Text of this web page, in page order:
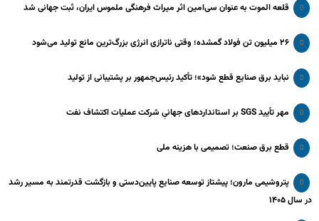
قلعه الموت به عنوان سی‌امین اثر میراث‌ فرهنگی ملموس ایران، ثبت جهانی شد
۲۶ میلیون تن فولاد گمشده؛ وقتی ناترازی انرژی بزرگ‌ترین مانع تولید می‌شود
نباید برق صنایع قطع شود»؛ تأکید رئیس‌جمهور بر پشتیبانی از تولید
مهر تأیید SGS بر استانداردهای جهانیِ شرکت عملیات اکتشاف نفت
قطع برق صنعت؛ تصمیمی با هزینه ملی
پتروشیمی مارون؛ پیشتاز توسعه صنایع پایین‌دستی و بازگشت قدرتمند به مسیر رشد
در سال ۱۴۰۵